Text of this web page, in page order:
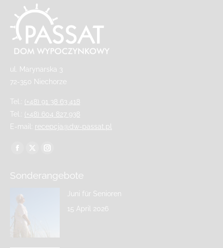
ul. Marynarska 3
72-350 Niechorze
Tel.: (+48) 91 38 63 418
Tel.: (+48) 604 827 938
E-mail: recepcja@dw-passat.pl
Finden Sie uns auf:
Sonderangebote
Juni für Senioren
15 April 2026